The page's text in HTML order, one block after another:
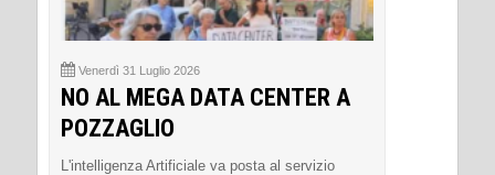
Venerdì 31 Luglio 2026
NO AL MEGA DATA CENTER A
POZZAGLIO
L'intelligenza Artificiale va posta al servizio